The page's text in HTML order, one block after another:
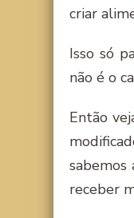
criar
Isso só
não é o
Então
sabemos
receber